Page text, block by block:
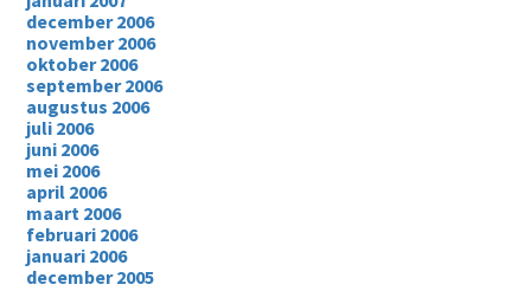
december 2006
november 2006
oktober 2006
september 2006
augustus 2006
juli 2006
juni 2006
mei 2006
april 2006
maart 2006
februari 2006
januari 2006
december 2005